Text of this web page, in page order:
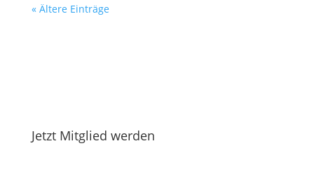
« Ältere Einträge
Jetzt Mitglied werden